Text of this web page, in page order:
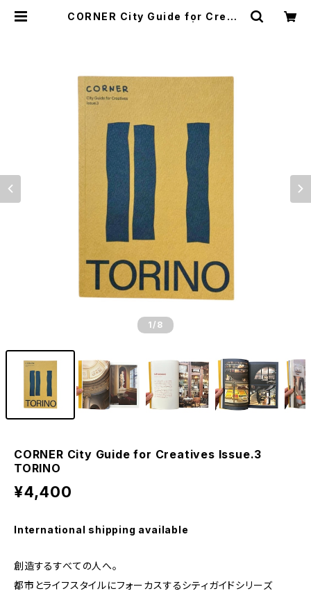
CORNER City Guide for Creati
1 /8
CORNER City Guide for Creatives Issue.3
TORINO
¥4,400
International shipping available
創造するすべての人へ。
都市とライフスタイルにフォーカスするシティガイドシリーズ